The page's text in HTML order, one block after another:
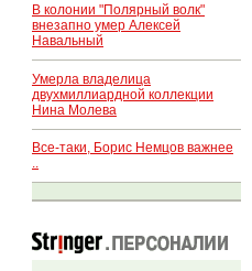
В колонии "Полярный волк"
внезапно умер Алексей
Навальный
Умерла владелица
двухмиллиардной коллекции
Нина Молева
Все-таки, Борис Немцов важнее
..